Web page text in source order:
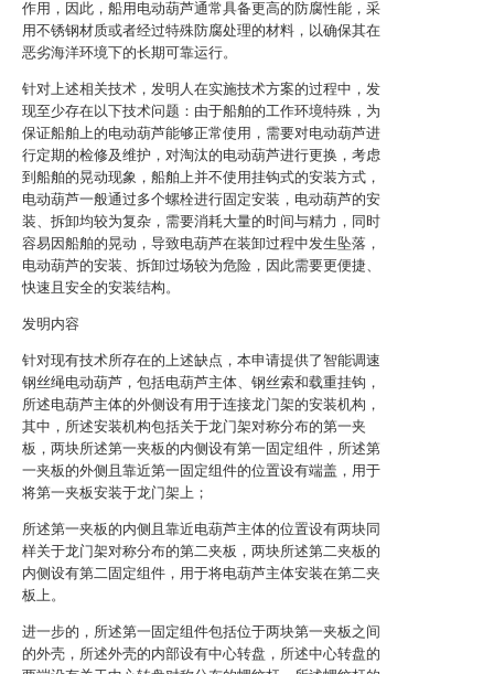
作用，因此，船用电动葫芦通常具备更高的防腐性能，采
用不锈钢材质或者经过特殊防腐处理的材料，以确保其在
恶劣海洋环境下的长期可靠运行。
针对上述相关技术，发明人在实施技术方案的过程中，发
现至少存在以下技术问题：由于船舶的工作环境特殊，为
保证船舶上的电动葫芦能够正常使用，需要对电动葫芦进
行定期的检修及维护，对淘汰的电动葫芦进行更换，考虑
到船舶的晃动现象，船舶上并不使用挂钩式的安装方式，
电动葫芦一般通过多个螺栓进行固定安装，电动葫芦的安
装、拆卸均较为复杂，需要消耗大量的时间与精力，同时
容易因船舶的晃动，导致电葫芦在装卸过程中发生坠落，
电动葫芦的安装、拆卸过场较为危险，因此需要更便捷、
快速且安全的安装结构。
发明内容
针对现有技术所存在的上述缺点，本申请提供了智能调速
钢丝绳电动葫芦，包括电葫芦主体、钢丝索和载重挂钩，
所述电葫芦主体的外侧设有用于连接龙门架的安装机构，
其中，所述安装机构包括关于龙门架对称分布的第一夹
板，两块所述第一夹板的内侧设有第一固定组件，所述第
一夹板的外侧且靠近第一固定组件的位置设有端盖，用于
将第一夹板安装于龙门架上；
所述第一夹板的内侧且靠近电葫芦主体的位置设有两块同
样关于龙门架对称分布的第二夹板，两块所述第二夹板的
内侧设有第二固定组件，用于将电葫芦主体安装在第二夹
板上。
进一步的，所述第一固定组件包括位于两块第一夹板之间
的外壳，所述外壳的内部设有中心转盘，所述中心转盘的